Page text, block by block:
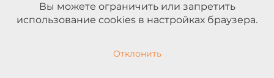
Вы можете ограничить или запретить
использование cookies в настройках браузера.
Отклонить